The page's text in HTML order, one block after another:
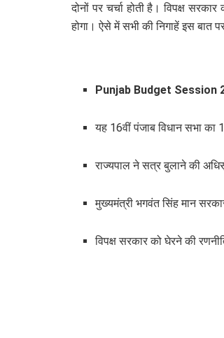
दोनों पर चर्चा होती है। विपक्ष
होगा। ऐसे में सभी की निगाहें इस बात
Punjab Budget Session
यह 16वीं पंजाब विधान सभा का
राज्यपाल ने सत्र बुलाने की
मुख्यमंत्री भगवंत सिंह मान
विपक्ष सरकार को घेरने की